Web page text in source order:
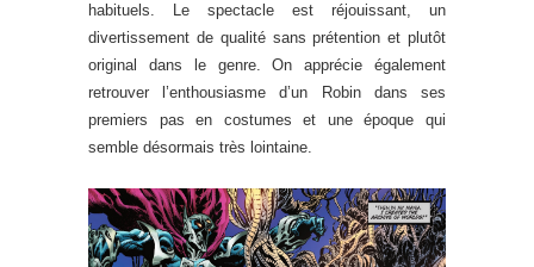
habituels. Le spectacle est réjouissant, un
divertissement de qualité sans prétention et plutôt
original dans le genre. On apprécie également
retrouver l’enthousiasme d’un Robin dans ses
premiers pas en costumes et une époque qui
semble désormais très lointaine.